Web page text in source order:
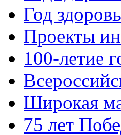
Год
Проекты
100-летие
Широкая
75 лет